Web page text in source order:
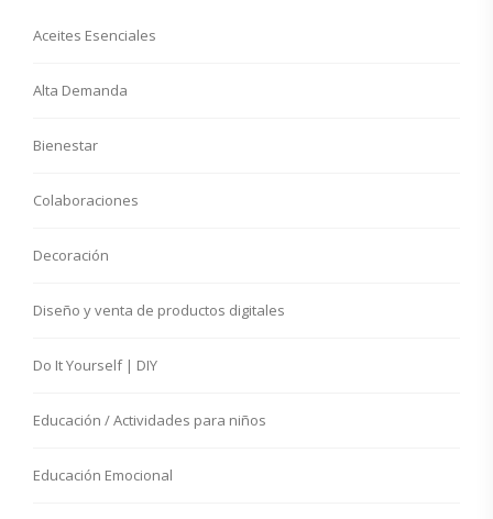
Aceites Esenciales
Alta Demanda
Bienestar
Colaboraciones
Decoración
Diseño y venta de productos digitales
Do It Yourself | DIY
Educación / Actividades para niños
Educación Emocional